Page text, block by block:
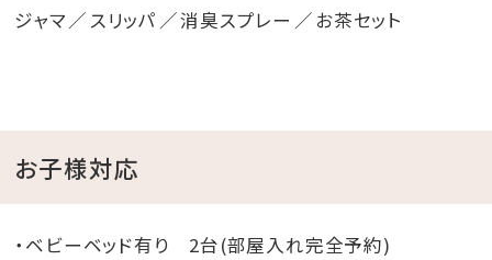
ジャマ
スリッパ 消臭スプレー お茶セット
お子様対応
・ベビーベッド有り 2台(部屋入れ完全予約)